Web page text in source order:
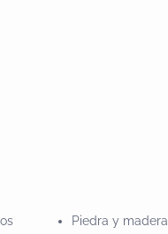
Piedra y madera